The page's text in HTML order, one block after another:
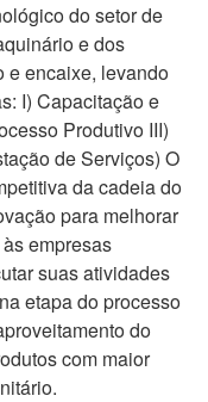
do setor de
e dos
e encaixe, levando
I) Capacitação e
Produtivo III)
de Serviços) O
da cadeia do
para melhorar
empresas
suas atividades
etapa do processo
do
com maior